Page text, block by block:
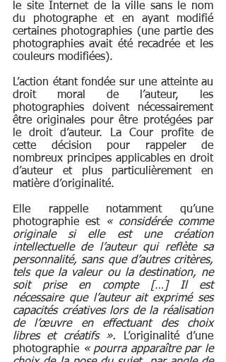
le site Internet de la ville sans le nom
du photographe et en ayant modifié
certaines photographies (une partie des
photographies avait été recadrée et les
couleurs modifiées).
L’action étant fondée sur une atteinte au
droit moral de l’auteur, les
photographies doivent nécessairement
être originales pour être protégées par
le droit d’auteur. La Cour profite de
cette décision pour rappeler de
nombreux principes applicables en droit
d’auteur et plus particulièrement en
matière d’originalité.
Elle rappelle notamment qu’une
photographie est
« considérée comme
originale si elle est une création
intellectuelle de l’auteur qui reflète sa
personnalité, sans que d’autres critères,
tels que la valeur ou la destination, ne
soit prise en compte […] Il est
nécessaire que l’auteur ait exprimé ses
capacités créatives lors de la réalisation
de l’œuvre en effectuant des choix
libres et créatifs ».
L’originalité d’une
photographie « pourra apparaître par le